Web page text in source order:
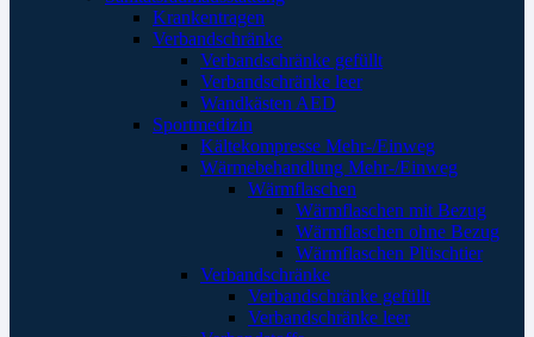
Krankentragen
Verbandschränke
Verbandschränke gefüllt
Verbandschränke leer
Wandkästen AED
Sportmedizin
Kältekompresse Mehr-/Einweg
Wärmebehandlung Mehr-/Einweg
Wärmflaschen
Wärmflaschen mit Bezug
Wärmflaschen ohne Bezug
Wärmflaschen Plüschtier
Verbandschränke
Verbandschränke gefüllt
Verbandschränke leer